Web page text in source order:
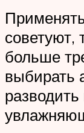
больше
выбирать